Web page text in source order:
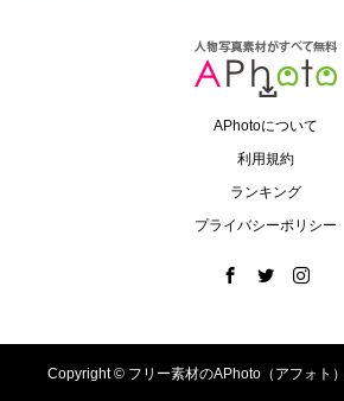
APhotoについて
利用規約
ランキング
プライバシーポリシー
Copyright © フリー素材のAPhoto（アフォト